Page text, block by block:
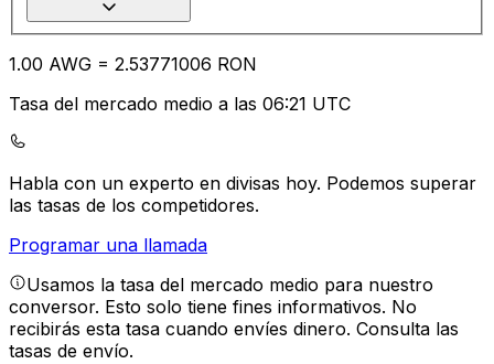
1.00 AWG = 2.53771006 RON
Tasa del mercado medio a las 06:21 UTC
Habla con un experto en divisas hoy. Podemos superar
las tasas de los competidores.
Programar una llamada
Usamos la tasa del mercado medio para nuestro
conversor. Esto solo tiene fines informativos. No
recibirás esta tasa cuando envíes dinero. Consulta las
tasas de envío.